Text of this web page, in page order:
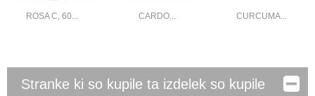
ROSA C, 60... CARDO... CURCUMA...
Stranke ki so kupile ta izdelek so kupile